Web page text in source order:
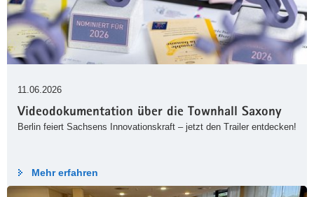
11.06.2026
Videodokumentation über die Townhall Saxony
Berlin feiert Sachsens Innovationskraft – jetzt den Trailer entdecken!
Mehr erfahren